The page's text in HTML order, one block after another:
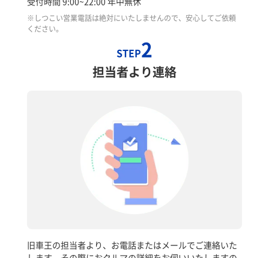
※しつこい営業電話は絶対にいたしませんので、安心してご依頼
ください。
STEP2
担当者より連絡
旧車王の担当者より、お電話またはメールでご連絡いた